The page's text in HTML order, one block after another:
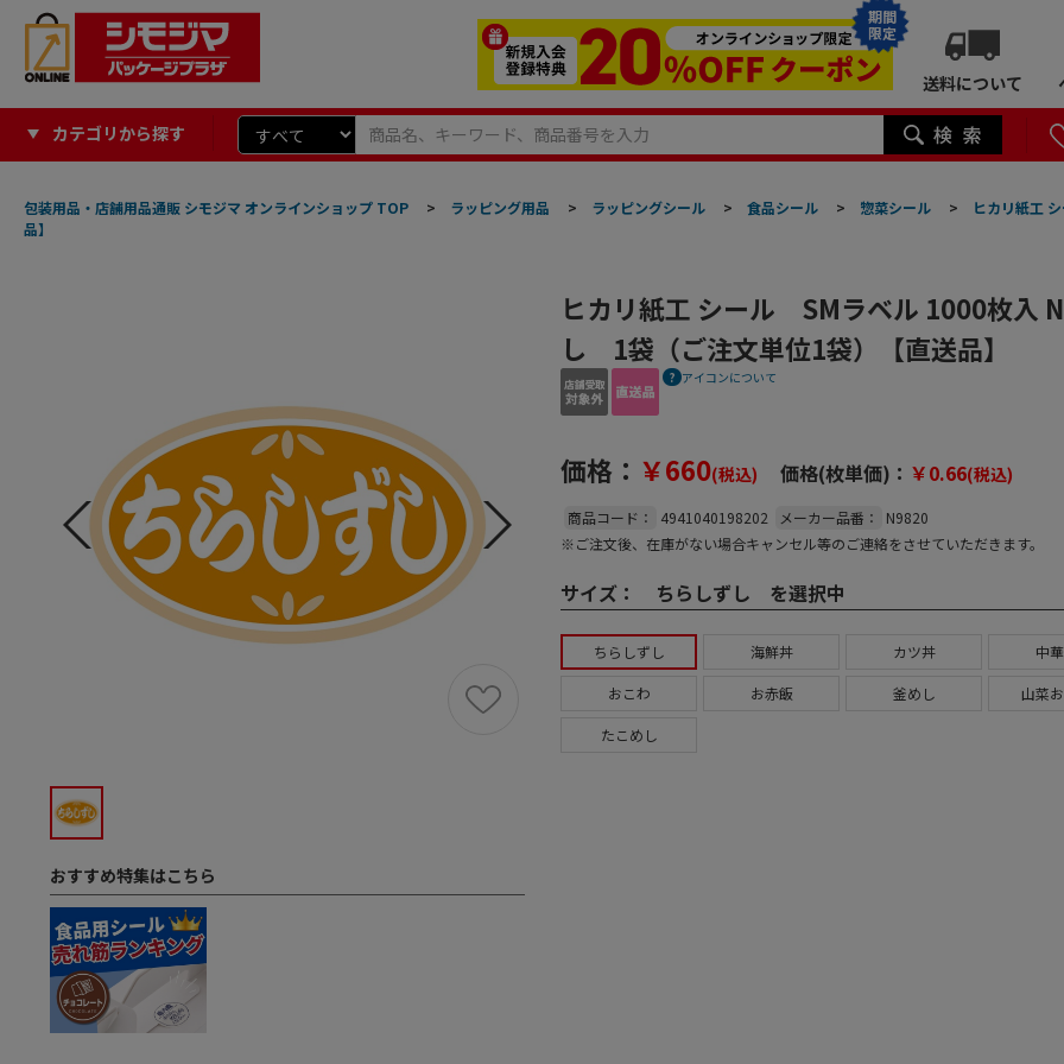
期間
限定
送料について
カテゴリから探す
包装用品・店舗用品通販 シモジマ オンラインショップ TOP > ラッピング用品 > ラッピングシール > 食品シール > 惣菜シール >
ヒカリ紙工
品】
おすすめ特集はこちら
ヒカリ紙工 シール SMラベル 1000枚入
し 1袋（ご注文単位1袋）【直送品】
アイコンについて
価格： ￥660(税込) 価格(枚単価)： ￥0.66(税込)
商品コード： 4941040198202 メーカー品番：
N9820
※ご注文後、在庫がない場合キャンセル等のご連絡をさせていただきます。
サイズ： ちらしずし を選択中
ちらしずし 海鮮丼 カツ丼 中
おこわ お赤飯 釜めし 山菜
たこめし